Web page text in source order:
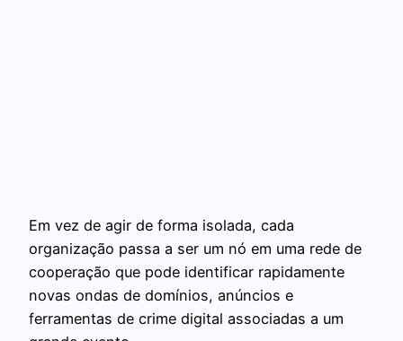
Em vez de agir de forma isolada, cada
organização passa a ser um nó em uma rede de
cooperação que pode identificar rapidamente
novas ondas de domínios, anúncios e
ferramentas de crime digital associadas a um